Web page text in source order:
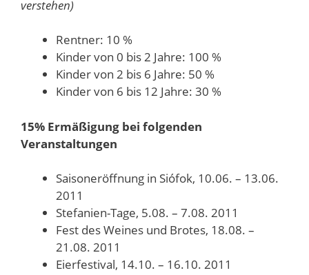
verstehen)
Rentner: 10 %
Kinder von 0 bis 2 Jahre: 100 %
Kinder von 2 bis 6 Jahre: 50 %
Kinder von 6 bis 12 Jahre: 30 %
15% Ermäßigung bei folgenden
Veranstaltungen
Saisoneröffnung in Siófok, 10.06. – 13.06.
2011
Stefanien-Tage, 5.08. – 7.08. 2011
Fest des Weines und Brotes, 18.08. –
21.08. 2011
Eierfestival, 14.10. – 16.10. 2011